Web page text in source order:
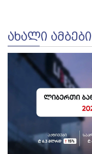
ᲐᲮᲐᲚᲘ ᲐᲛᲑᲔᲑᲘ